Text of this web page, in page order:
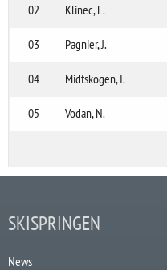
02 Klinec, E.
03 Pagnier, J.
04 Midtskogen, I.
05 Vodan, N.
SKISPRINGEN
News